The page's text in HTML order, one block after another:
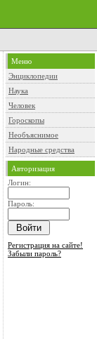
Меню
Энциклопедии
Наука
Человек
Гороскопы
Необъяснимое
Народные средства
Авторизация
Логин:
Пароль:
Регистрация на сайте!
Забыли пароль?